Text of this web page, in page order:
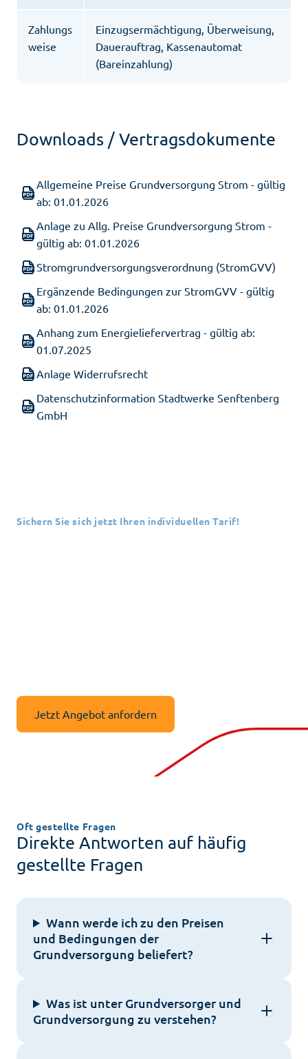
Zahlungs
weise
Einzugsermächtigung, Überweisung,
Dauerauftrag, Kassenautomat
(Bareinzahlung)
Downloads / Vertragsdokumente
Allgemeine Preise Grundversorgung Strom - gültig
ab: 01.01.2026
Anlage zu Allg. Preise Grundversorgung Strom -
gültig ab: 01.01.2026
Stromgrundversorgungsverordnung (StromGVV)
Ergänzende Bedingungen zur StromGVV - gültig
ab: 01.01.2026
Anhang zum Energieliefervertrag - gültig ab:
01.07.2025
Anlage Widerrufsrecht
Datenschutzinformation Stadtwerke Senftenberg
GmbH
Sichern Sie sich jetzt Ihren individuellen Tarif!
Jetzt Angebot anfordern
Direkte Antworten auf häufig
gestellte Fragen
Oft gestellte Fragen
Wann werde ich zu den Preisen
und Bedingungen der
Grundversorgung beliefert?
Was ist unter Grundversorger und
Grundversorgung zu verstehen?